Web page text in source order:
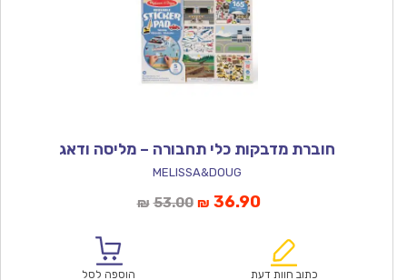
חוברת מדבקות כלי תחבורה – מליסה ודאג
MELISSA&DOUG
₪ 53.00המחיר
₪53.00.
₪ 36.90המחיר
הוא:
כתוב חוות דעת הוספה לסל